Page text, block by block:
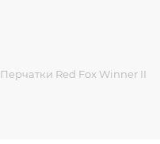
Перчатки Red Fox Winner II